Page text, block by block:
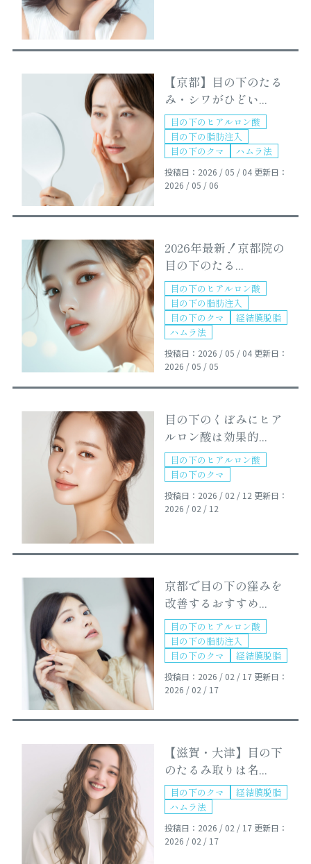
【京都】目の下のたる
み・シワがひどい...
目の下のヒアルロン酸
目の下の脂肪注入
目の下のクマ
ハムラ法
投稿日：2026 / 05 / 04 更新日：
2026 / 05 / 06
2026年最新！京都院の
目の下のたる...
目の下のヒアルロン酸
目の下の脂肪注入
目の下のクマ
経結膜脱脂
ハムラ法
投稿日：2026 / 05 / 04 更新日：
2026 / 05 / 05
目の下のくぼみにヒア
ルロン酸は効果的...
目の下のヒアルロン酸
目の下のクマ
投稿日：2026 / 02 / 12 更新日：
2026 / 02 / 12
京都で目の下の窪みを
改善するおすすめ...
目の下のヒアルロン酸
目の下の脂肪注入
目の下のクマ
経結膜脱脂
投稿日：2026 / 02 / 17 更新日：
2026 / 02 / 17
【滋賀・大津】目の下
のたるみ取りは名...
目の下のクマ
経結膜脱脂
ハムラ法
投稿日：2026 / 02 / 17 更新日：
2026 / 02 / 17